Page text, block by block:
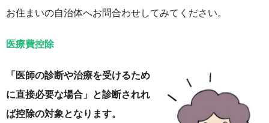
お住まいの自治体へお問合わせしてみてください。
医療費控除
「医師の診断や治療を受けるため
に直接必要な場合」と診断されれ
ば控除の対象となります。